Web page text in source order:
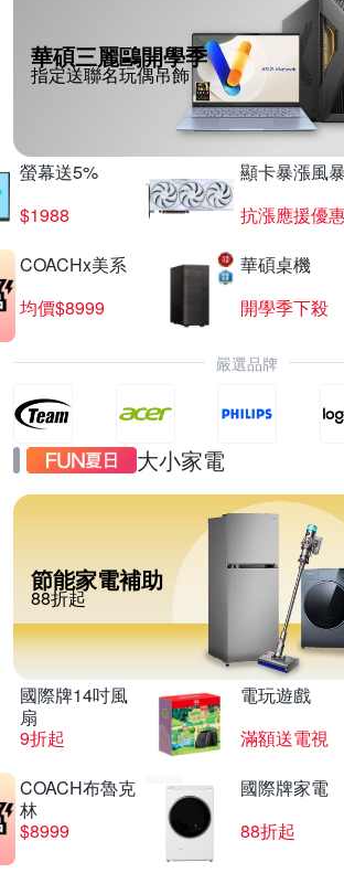
華碩三麗鷗開學季
指定送聯名玩偶吊飾
螢幕送5%
$1988
顯卡暴漲風暴
抗漲應援優
COACHx美系
均價$8999
華碩桌機
開學季下殺
嚴選品牌
大小家電
節能家電補助
88折起
國際牌14吋風
扇
9折起
電玩遊戲
滿額送電視
COACH布魯克
林
$8999
國際牌家電
88折起